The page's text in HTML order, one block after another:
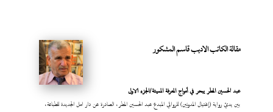
مقالة الكاتب الاديب قاسم المشكور
عبدالحسين المطر يبحر في أمواج المعرفة المميتة/الجزء الاول
بين يديّ رواية (إغتيال المدونين) للروائي المبدع عبد الحسين المطر، الصادرة عن دار امل الجديدة للطباعة،